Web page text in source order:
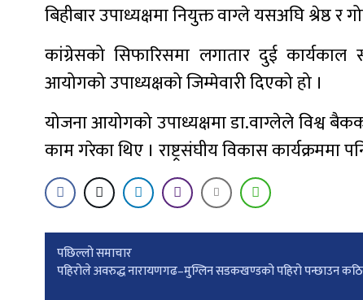
बिहीबार उपाध्यक्षमा नियुक्त वाग्ले यसअघि श्रेष्ठ
कांग्रेसको सिफारिसमा लगातार दुई
आयोगको उपाध्यक्षको जिम्मेवारी दिएको हो ।
योजना आयोगको उपाध्यक्षमा डा.वाग्लेले विश्व
काम गरेका थिए । राष्ट्रसंघीय विकास
Post
पछिल्लाे समाचार
पहिरोले अवरुद्ध नारायणगढ–मुग्लिन सडकखण्डको पहिरो पन्छाउन